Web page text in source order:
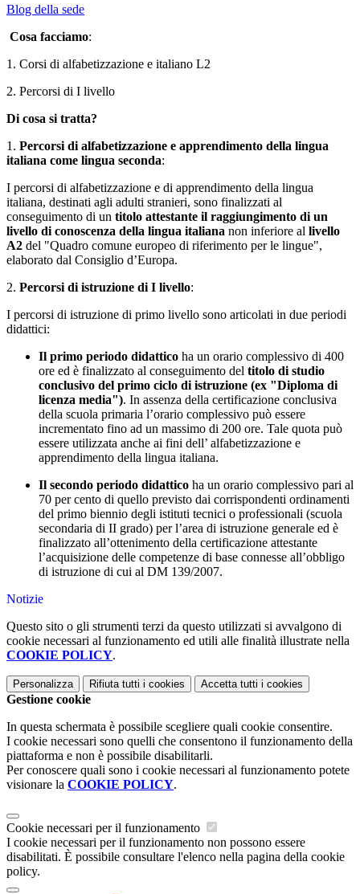
Blog della sede
Cosa facciamo:
1. Corsi di alfabetizzazione e italiano L2
2. Percorsi di I livello
Di cosa si tratta?
1. Percorsi di alfabetizzazione e apprendimento della lingua
italiana come lingua seconda:
I percorsi di alfabetizzazione e di apprendimento della lingua
italiana, destinati agli adulti stranieri, sono finalizzati al
conseguimento di un titolo attestante il raggiungimento di un
livello di conoscenza della lingua italiana non inferiore al livello
A2 del "Quadro comune europeo di riferimento per le lingue",
elaborato dal Consiglio d’Europa.
2. Percorsi di istruzione di I livello:
I percorsi di istruzione di primo livello sono articolati in due periodi
didattici:
Il primo periodo didattico ha un orario complessivo di 400
ore ed è finalizzato al conseguimento del titolo di studio
conclusivo del primo ciclo di istruzione (ex "Diploma di
licenza media"). In assenza della certificazione conclusiva
della scuola primaria l’orario complessivo può essere
incrementato fino ad un massimo di 200 ore. Tale quota può
essere utilizzata anche ai fini dell’ alfabetizzazione e
apprendimento della lingua italiana.
Il secondo periodo didattico ha un orario complessivo pari al
70 per cento di quello previsto dai corrispondenti ordinamenti
del primo biennio degli istituti tecnici o professionali (scuola
secondaria di II grado) per l’area di istruzione generale ed è
finalizzato all’ottenimento della certificazione attestante
l’acquisizione delle competenze di base connesse all’obbligo
di istruzione di cui al DM 139/2007.
Notizie
Questo sito o gli strumenti terzi da questo utilizzati si avvalgono di
cookie necessari al funzionamento ed utili alle finalità illustrate nella
COOKIE POLICY.
Personalizza Rifiuta tutti i cookies Accetta tutti i cookies
Gestione cookie
In questa schermata è possibile scegliere quali cookie consentire.
I cookie necessari sono quelli che consentono il funzionamento della
piattaforma e non è possibile disabilitarli.
Per conoscere quali sono i cookie necessari al funzionamento potete
visionare la COOKIE POLICY.
Cookie necessari per il funzionamento
I cookie necessari per il funzionamento non possono essere
disabilitati. È possibile consultare l'elenco nella pagina della cookie
policy.